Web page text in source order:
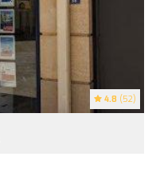
4.8 (52)